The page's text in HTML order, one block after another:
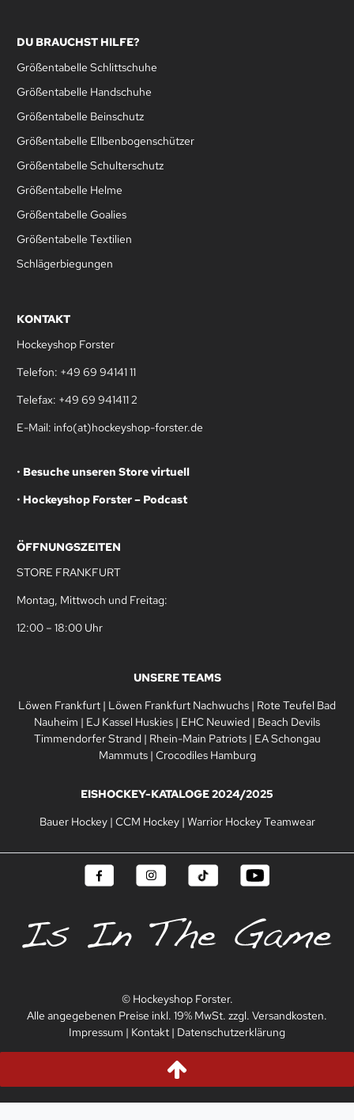
DU BRAUCHST HILFE?
Größentabelle Schlittschuhe
Größentabelle Handschuhe
Größentabelle Beinschutz
Größentabelle Ellbenbogenschützer
Größentabelle Schulterschutz
Größentabelle Helme
Größentabelle Goalies
Größentabelle Textilien
Schlägerbiegungen
KONTAKT
Hockeyshop Forster
Telefon: +49 69 94141 11
Telefax: +49 69 941411 2
E-Mail: info(at)hockeyshop-forster.de
• Besuche unseren Store virtuell
• Hockeyshop Forster – Podcast
ÖFFNUNGSZEITEN
STORE FRANKFURT
Montag, Mittwoch und Freitag:
12:00 – 18:00 Uhr
UNSERE TEAMS
Löwen Frankfurt | Löwen Frankfurt Nachwuchs | Rote Teufel Bad
Nauheim | EJ Kassel Huskies | EHC Neuwied | Beach Devils
Timmendorfer Strand | Rhein-Main Patriots| EA Schongau
Mammuts| Crocodiles Hamburg
EISHOCKEY-KATALOGE 2024/2025
Bauer Hockey| CCM Hockey| Warrior Hockey Teamwear
© Hockeyshop Forster.
Alle angegebenen Preise inkl. 19% MwSt. zzgl. Versandkosten.
Impressum | Kontakt | Datenschutzerklärung